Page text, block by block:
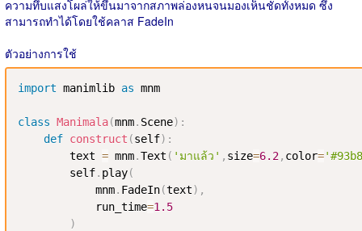
ความทึบแสงโผล่ให้ขึ้นมาจากสภาพล่องหนจนมองเห็นชัดทั้งหมด ซึ่ง
สามารถทำได้โดยใช้คลาส FadeIn
ตัวอย่างการใช้
import manimlib as mnm
class Manimala(mnm. Scene) :
def construct (self) :
        text
= mnm.Text ( 'มาแล้ว' , size=6.2, color=
        self
. play(
            mnm
. FadeIn(text) ,
            run_time
=1.5
)